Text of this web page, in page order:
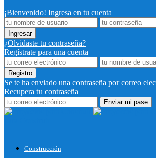
¡Bienvenido! Ingresa en tu cuenta
¿Olvidaste tu contraseña?
Regístrate para una cuenta
Se te ha enviado una contraseña por correo
Recupera tu contraseña
Construcción